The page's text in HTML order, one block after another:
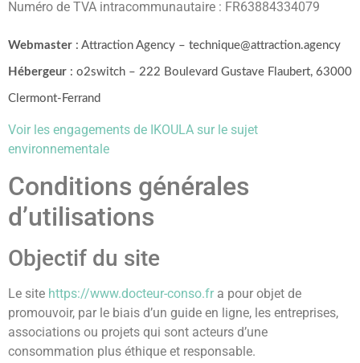
Numéro de TVA intracommunautaire : FR63884334079
Webmaster : Attraction Agency – technique@attraction.agency
Hébergeur : o2switch – 222 Boulevard Gustave Flaubert, 63000
Clermont-Ferrand
Voir les engagements de IKOULA sur le sujet
environnementale
Conditions générales
d’utilisations
Objectif du site
Le site https://www.docteur-conso.fr a pour objet de
promouvoir, par le biais d’un guide en ligne, les entreprises,
associations ou projets qui sont acteurs d’une
consommation plus éthique et responsable.